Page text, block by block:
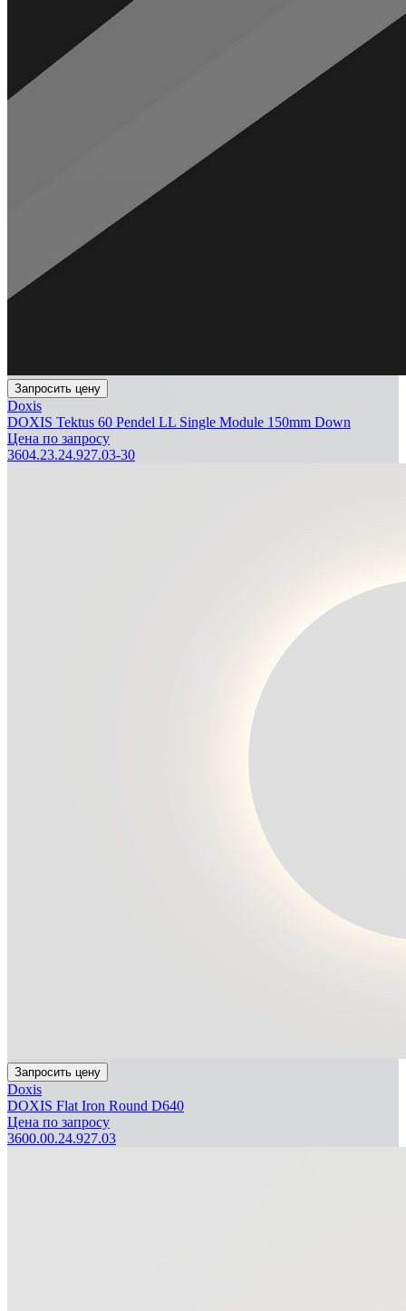
Запросить цену
Doxis
DOXIS Tektus 60 Pendel LL Single Module 150mm Down
Цена по запросу
3604.23.24.927.03-30
Запросить цену
Doxis
DOXIS Flat Iron Round D640
Цена по запросу
3600.00.24.927.03